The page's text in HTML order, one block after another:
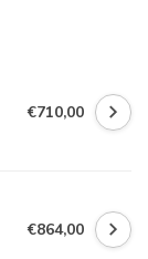
€710,00
€864,00